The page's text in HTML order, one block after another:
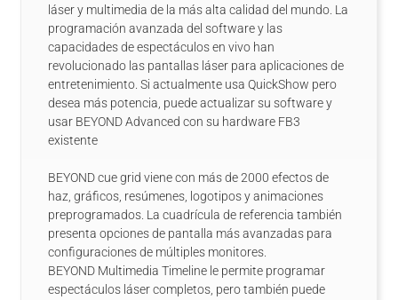
láser y multimedia de la más alta calidad del mundo. La
programación avanzada del software y las
capacidades de espectáculos en vivo han
revolucionado las pantallas láser para aplicaciones de
entretenimiento. Si actualmente usa QuickShow pero
desea más potencia, puede actualizar su software y
usar BEYOND Advanced con su hardware FB3
existente
BEYOND cue grid viene con más de 2000 efectos de
haz, gráficos, resúmenes, logotipos y animaciones
preprogramados. La cuadrícula de referencia también
presenta opciones de pantalla más avanzadas para
configuraciones de múltiples monitores.
BEYOND Multimedia Timeline le permite programar
espectáculos láser completos, pero también puede